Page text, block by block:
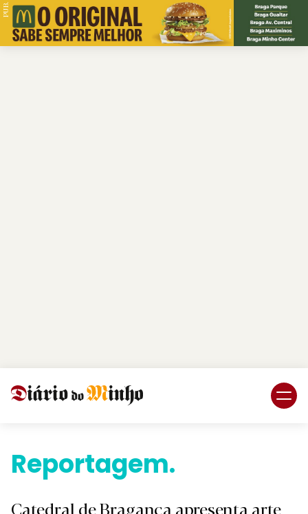
PUB.
Reportagem.
Catedral de Bragança apresenta arte